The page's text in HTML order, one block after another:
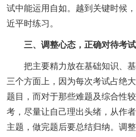
试中能运用自如。越到关键时候
近平时练习。
三、调整心态，正确对待考试
把主要精力放在基础知识、基
三个方面上，因为每次考试占绝
题目，而对于那些难题及综合性
考，尽量让自己理出头绪，从作
主题，做完题后要总结归纳。调